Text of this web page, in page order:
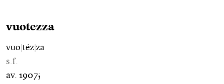
vuotezza
vuo téz za
s.f.
av. 1907;